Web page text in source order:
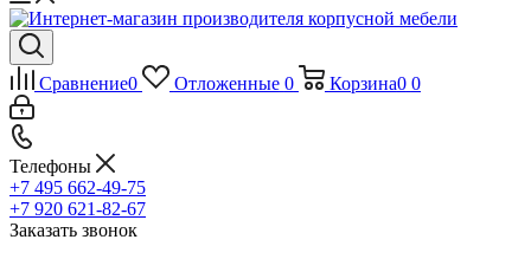
Сравнение0 Отложенные 0 Корзина0 0
Телефоны
+7 495 662-49-75
+7 920 621-82-67
Заказать звонок